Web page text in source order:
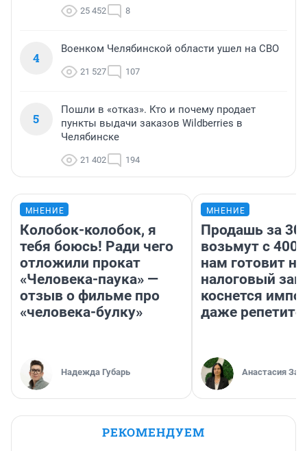
25 452 8
4
Военком Челябинской области ушел на СВО
21 527 107
5
Пошли в «отказ». Кто и почему продает
пункты выдачи заказов Wildberries в
Челябинске
21 402 194
МНЕНИЕ
Колобок-колобок, я
тебя боюсь! Ради чего
отложили прокат
«Человека-паука» —
отзыв о фильме про
«человека-булку»
Надежда Губарь
МНЕНИЕ
Продашь за
возьмут с
нам готовит
налоговый
коснется
даже
Анастасия
РЕКОМЕНДУЕМ